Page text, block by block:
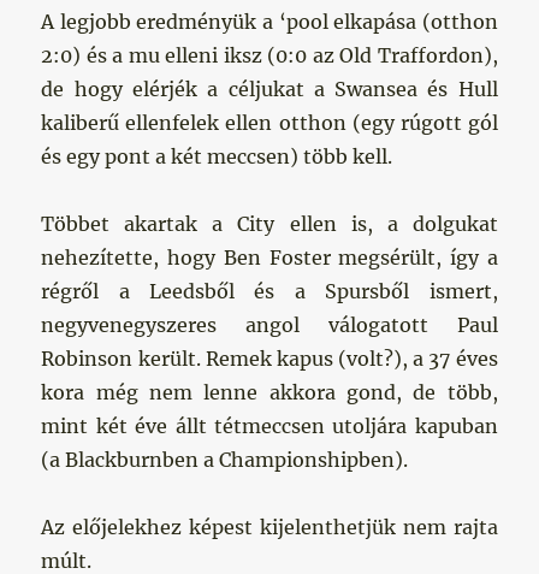
A legjobb eredményük a ‘pool elkapása (otthon
2:0) és a mu elleni iksz (0:0 az Old Traffordon),
de hogy elérjék a céljukat a Swansea és Hull
kaliberű ellenfelek ellen otthon (egy rúgott gól
és egy pont a két meccsen) több kell.
Többet akartak a City ellen is, a dolgukat
nehezítette, hogy Ben Foster megsérült, így a
régről a Leedsből és a Spursből ismert,
negyvenegyszeres angol válogatott Paul
Robinson került. Remek kapus (volt?), a 37 éves
kora még nem lenne akkora gond, de több,
mint két éve állt tétmeccsen utoljára kapuban
(a Blackburnben a Championshipben).
Az előjelekhez képest kijelenthetjük nem rajta
múlt.